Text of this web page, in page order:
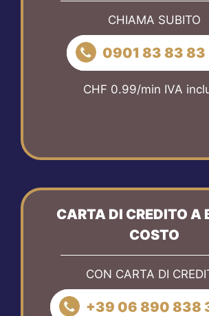
CHIAMA SUBITO
0901 83 83 83
CHF 0.99/min IVA
CARTA DI CREDITO A
COSTO
CON CARTA DI
+39 06 890 838